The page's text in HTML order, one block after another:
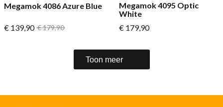
Megamok 4086 Azure Blue
Vanaf
€ 139,90 Normale prijs
€ 179,90
Megamok 4095 Optic
White
Vanaf
€ 179,90
Toon meer